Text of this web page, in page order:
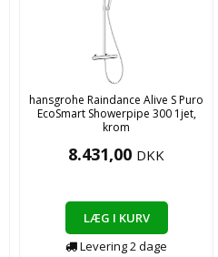
hansgrohe Raindance Alive S Puro
EcoSmart Showerpipe 300 1jet,
krom
8.431,00 DKK
LÆG I KURV
Levering2dage